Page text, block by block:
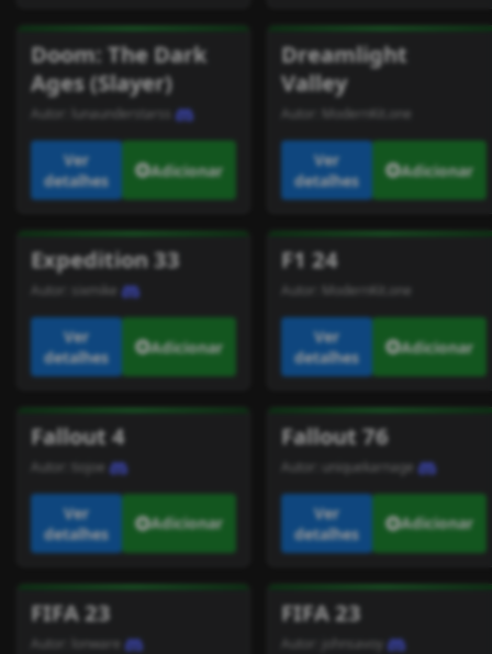
Doom: The Dark
Ages (Slayer)
Autor: lunaunderstarss
Ver
detalhes
Adicionar
Dreamlight
Valley
Autor: ModernKit.one
Ver
detalhes
Adicionar
Expedition 33
Autor: sixmike
Ver
detalhes
Adicionar
F1 24
Autor: ModernKit.one
Ver
detalhes
Adicionar
Fallout 4
Autor: tiojoe
Ver
detalhes
Adicionar
Fallout 76
Autor: uniquekarnage
Ver
detalhes
Adicionar
FIFA 23
Autor: lonware
FIFA 23
Autor: johnsavoy